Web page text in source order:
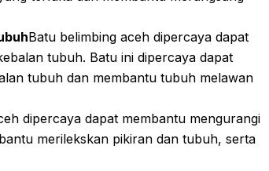
Batu belimbing aceh dipercaya dapat
tubuh. Batu ini dipercaya dapat
tubuh dan membantu tubuh melawan
dipercaya dapat membantu mengurangi
merilekskan pikiran dan tubuh, serta